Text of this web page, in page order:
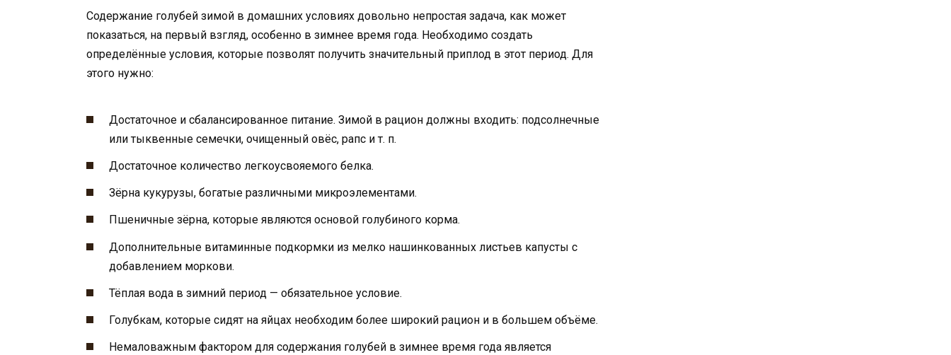
Содержание голубей зимой в домашних условиях довольно непростая задача, как может
показаться, на первый взгляд, особенно в зимнее время года. Необходимо создать
определённые условия, которые позволят получить значительный приплод в этот период. Для
этого нужно:
Достаточное и сбалансированное питание. Зимой в рацион должны входить: подсолнечные
или тыквенные семечки, очищенный овёс, рапс и т. п.
Достаточное количество легкоусвояемого белка.
Зёрна кукурузы, богатые различными микроэлементами.
Пшеничные зёрна, которые являются основой голубиного корма.
Дополнительные витаминные подкормки из мелко нашинкованных листьев капусты с
добавлением моркови.
Тёплая вода в зимний период — обязательное условие.
Голубкам, которые сидят на яйцах необходим более широкий рацион и в большем объёме.
Немаловажным фактором для содержания голубей в зимнее время года является